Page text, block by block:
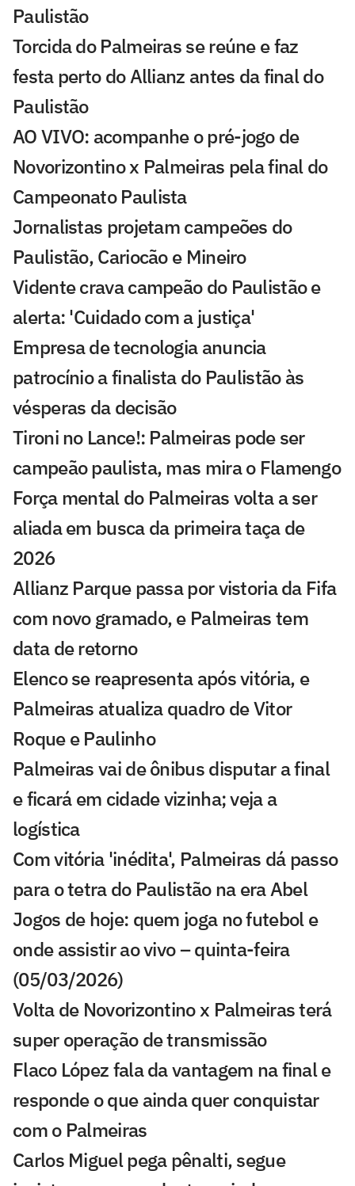
Paulistão
Torcida do Palmeiras se reúne e faz
festa perto do Allianz antes da final do
Paulistão
AO VIVO: acompanhe o pré-jogo de
Novorizontino x Palmeiras pela final do
Campeonato Paulista
Jornalistas projetam campeões do
Paulistão, Cariocão e Mineiro
Vidente crava campeão do Paulistão e
alerta: 'Cuidado com a justiça'
Empresa de tecnologia anuncia
patrocínio a finalista do Paulistão às
vésperas da decisão
Tironi no Lance!: Palmeiras pode ser
campeão paulista, mas mira o Flamengo
Força mental do Palmeiras volta a ser
aliada em busca da primeira taça de
2026
Allianz Parque passa por vistoria da Fifa
com novo gramado, e Palmeiras tem
data de retorno
Elenco se reapresenta após vitória, e
Palmeiras atualiza quadro de Vitor
Roque e Paulinho
Palmeiras vai de ônibus disputar a final
e ficará em cidade vizinha; veja a
logística
Com vitória 'inédita', Palmeiras dá passo
para o tetra do Paulistão na era Abel
Jogos de hoje: quem joga no futebol e
onde assistir ao vivo – quinta-feira
(05/03/2026)
Volta de Novorizontino x Palmeiras terá
super operação de transmissão
Flaco López fala da vantagem na final e
responde o que ainda quer conquistar
com o Palmeiras
Carlos Miguel pega pênalti, segue